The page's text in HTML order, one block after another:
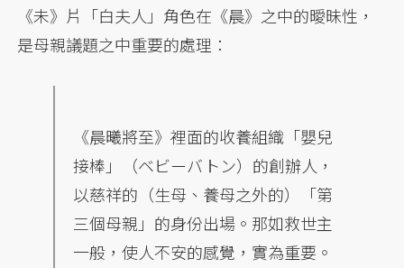
《未》片「白夫人」角色在《晨》之中的曖昧性，
是母親議題之中重要的處理：
《晨曦將至》裡面的收養組織「嬰兒
接棒」（ベビーバトン）的創辦人，
以慈祥的（生母、養母之外的）「第
三個母親」的身份出場。那如救世主
一般，使人不安的感覺，實為重要。